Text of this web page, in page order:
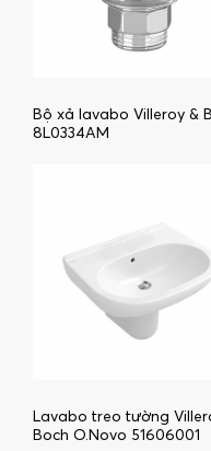
Bộ xả lavabo Villeroy &
8L0334AM
Lavabo treo tường
Boch O.Novo 51606001